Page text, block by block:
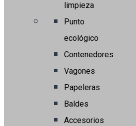
limpieza
Punto
ecológico
Contenedores
Vagones
Papeleras
Baldes
Accesorios